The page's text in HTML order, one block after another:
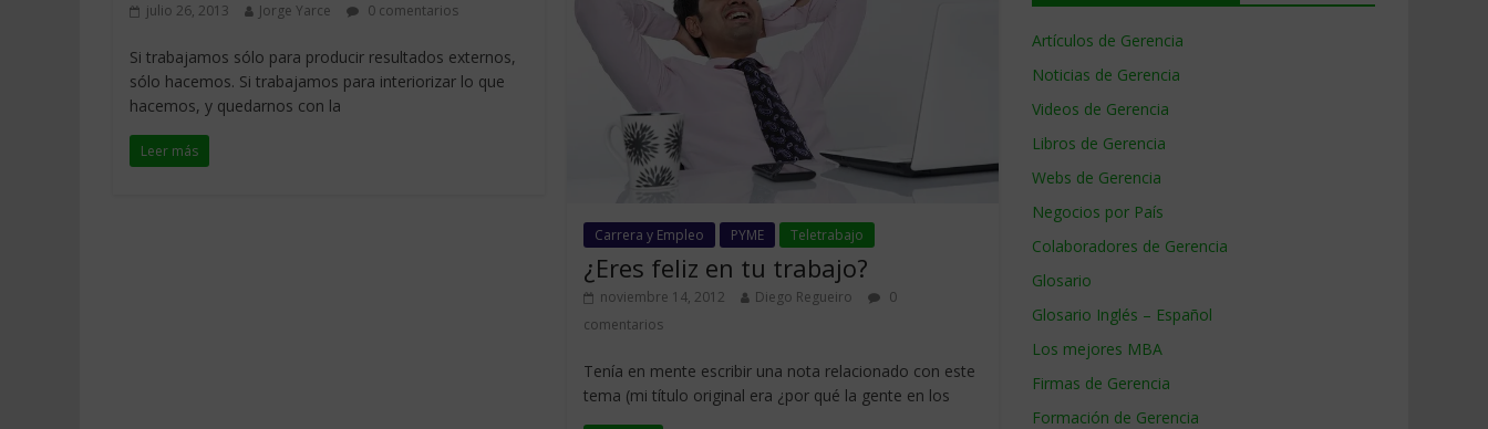
julio 26, 2013 Jorge Yarce 0 comentarios
Si trabajamos sólo para producir resultados externos,
sólo hacemos. Si trabajamos para interiorizar lo que
hacemos, y quedarnos con la
Leer más
Carrera y Empleo PYME Teletrabajo
¿Eres feliz en tu trabajo?
noviembre 14, 2012 Diego Regueiro
0
comentarios
Tenía en mente escribir una nota relacionado con este
tema (mi título original era ¿por qué la gente en los
Artículos de Gerencia
Noticias de Gerencia
Videos de Gerencia
Libros de Gerencia
Webs de Gerencia
Negocios por País
Colaboradores de Gerencia
Glosario
Glosario Inglés – Español
Los mejores MBA
Firmas de Gerencia
Formación de Gerencia